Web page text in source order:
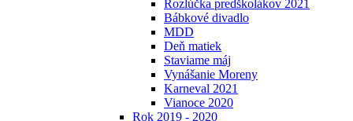
Rozlúčka predškolákov 2021
Bábkové divadlo
MDD
Deň matiek
Staviame máj
Vynášanie Moreny
Karneval 2021
Vianoce 2020
Rok 2019 - 2020